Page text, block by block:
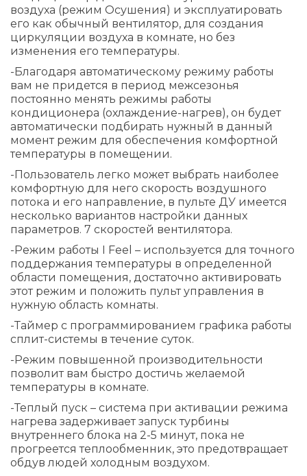
воздуха (режим Осушения) и эксплуатировать
его как обычный вентилятор, для создания
циркуляции воздуха в комнате, но без
изменения его температуры.
-Благодаря автоматическому режиму работы
вам не придется в период межсезонья
постоянно менять режимы работы
кондиционера (охлаждение-нагрев), он будет
автоматически подбирать нужный в данный
момент режим для обеспечения комфортной
температуры в помещении.
-Пользователь легко может выбрать наиболее
комфортную для него скорость воздушного
потока и его направление, в пульте ДУ имеется
несколько вариантов настройки данных
параметров. 7 скоростей вентилятора.
-Режим работы I Feel – используется для точного
поддержания температуры в определенной
области помещения, достаточно активировать
этот режим и положить пульт управления в
нужную область комнаты.
-Таймер с программированием графика работы
сплит-системы в течение суток.
-Режим повышенной производительности
позволит вам быстро достичь желаемой
температуры в комнате.
-Теплый пуск – система при активации режима
нагрева задерживает запуск турбины
внутреннего блока на 2-5 минут, пока не
прогреется теплообменник, это предотвращает
обдув людей холодным воздухом.